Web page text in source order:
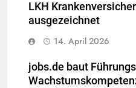
LKH
ausgezeichnet
14. April 2026
jobs.de baut